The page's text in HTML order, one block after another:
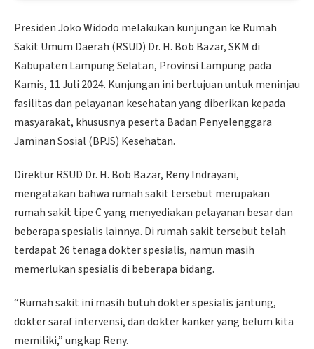
Presiden Joko Widodo melakukan kunjungan ke Rumah
Sakit Umum Daerah (RSUD) Dr. H. Bob Bazar, SKM di
Kabupaten Lampung Selatan, Provinsi Lampung pada
Kamis, 11 Juli 2024. Kunjungan ini bertujuan untuk meninjau
fasilitas dan pelayanan kesehatan yang diberikan kepada
masyarakat, khususnya peserta Badan Penyelenggara
Jaminan Sosial (BPJS) Kesehatan.
Direktur RSUD Dr. H. Bob Bazar, Reny Indrayani,
mengatakan bahwa rumah sakit tersebut merupakan
rumah sakit tipe C yang menyediakan pelayanan besar dan
beberapa spesialis lainnya. Di rumah sakit tersebut telah
terdapat 26 tenaga dokter spesialis, namun masih
memerlukan spesialis di beberapa bidang.
“Rumah sakit ini masih butuh dokter spesialis jantung,
dokter saraf intervensi, dan dokter kanker yang belum kita
memiliki,” ungkap Reny.